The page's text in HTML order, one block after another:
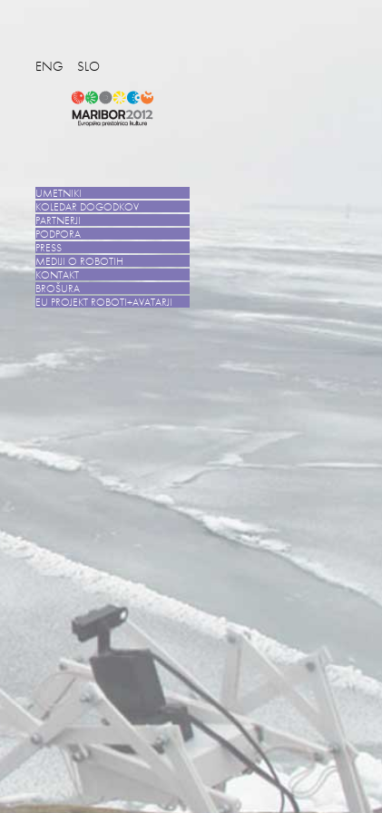
ENG SLO
UMETNIKI
KOLEDAR DOGODKOV
PARTNERJI
PODPORA
PRESS
MEDIJI O ROBOTIH
KONTAKT
BROŠURA
EU PROJEKT ROBOTI+AVATARJI